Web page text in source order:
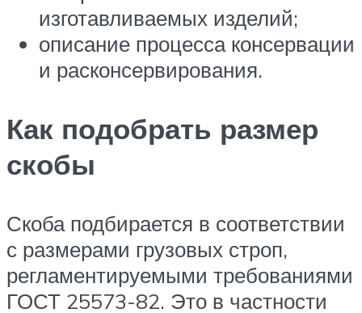
изготавливаемых изделий;
описание процесса консервации
и расконсервирования.
Как подобрать размер
скобы
Скоба подбирается в соответствии
с размерами грузовых строп,
регламентируемыми требованиями
ГОСТ 25573-82. Это в частности